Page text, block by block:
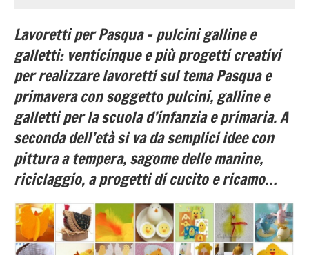
Lavoretti per Pasqua – pulcini galline e
galletti: venticinque e più progetti creativi
per realizzare lavoretti sul tema Pasqua e
primavera con soggetto pulcini, galline e
galletti per la scuola d’infanzia e primaria. A
seconda dell’età si va da semplici idee con
pittura a tempera, sagome delle manine,
riciclaggio, a progetti di cucito e ricamo…